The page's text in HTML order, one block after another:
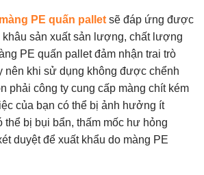
PE quấn pallet sẽ đáp ứng được
khâu sản xuất sản lượng, chất lượng
PE quấn pallet đảm nhận trai trò
nên khi sử dụng không được chểnh
phải công ty cung cấp màng chít kém
của bạn có thể bị ảnh hưởng ít
thể bị bụi bẩn, thấm mốc hư hỏng
duyệt để xuất khẩu do màng PE